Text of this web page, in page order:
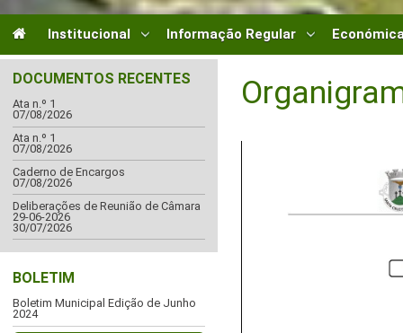
Institucional Informação Regular
DOCUMENTOS RECENTES
Ata n.º 1
07/08/2026
Ata n.º 1
07/08/2026
Caderno de Encargos
07/08/2026
Deliberações de Reunião de Câmara
29-06-2026
30/07/2026
BOLETIM
Boletim Municipal Edição de Junho
2024